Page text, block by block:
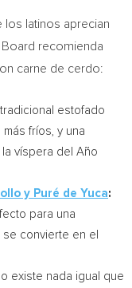
los latinos aprecian
recomienda
carne de cerdo:
estofado
fríos, y una
víspera del Año
y Puré de Yuca:
para una
convierte en el
existe nada igual que